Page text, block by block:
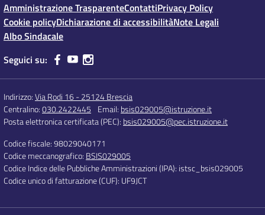
Amministrazione TrasparenteContattiPrivacy Policy
Cookie policyDichiarazione di accessibilitàNote Legali
Albo Sindacale
Seguici su:
Indirizzo:Via Rodi 16 - 25124 Brescia
Centralino:030.2422445 Email: bsis029005@istruzione.it
Posta elettronica certificata (PEC): bsis029005@pec.istruzione.it
Codice fiscale: 98029040171
Codice meccanografico: BSIS029005
Codice Indice delle Pubbliche Amministrazioni (IPA): istsc_bsis029005
Codice unico di fatturazione (CUF): UF9JCT